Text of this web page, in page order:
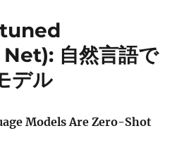
自然言語で
デル
Models Are Zero-Shot